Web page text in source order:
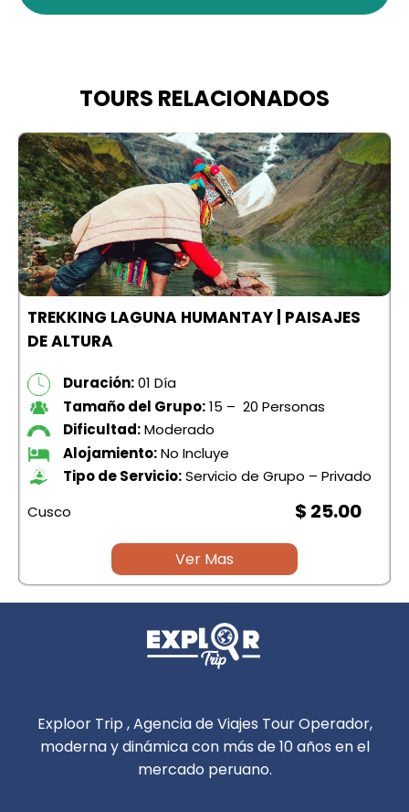
TOURS RELACIONADOS
TREKKING LAGUNA HUMANTAY | PAISAJES
DE ALTURA
Duración:01 Día
Tamaño del Grupo:15 – 20 Personas
Dificultad:Moderado
Alojamiento:No Incluye
Tipo de Servicio:Servicio de Grupo – Privado
Cusco
$ 25.00
Ver Mas
Exploor Trip , Agencia de Viajes Tour Operador,
moderna y dinámica con más de 10 años en el
mercado peruano.